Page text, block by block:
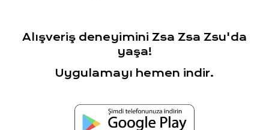
Alışveriş deneyimini Zsa Zsa Zsu'da
yaşa!
Uygulamayı hemen indir.